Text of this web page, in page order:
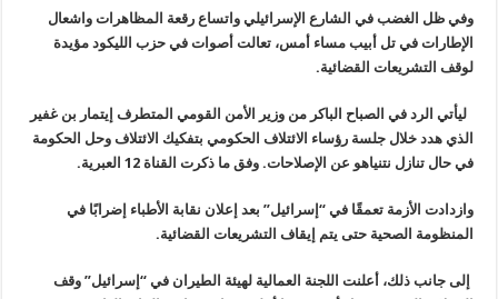
وفي ظل الغضب في الشارع الإسرائيلي واتساع رقعة المظاهرات واشعال
الإطارات في تل أبيب مساء أمس، تعالت أصوات في حزب الليكود مؤيدة
لوقف التشريعات القضائية.
ليأتي الرد في الصباح الباكر من وزير الأمن القومي المتطرف إيتمار بن غفير
الذي هدد خلال جلسة رؤساء الائتلاف الحكومي بتفكيك الائتلاف وحل الحكومة
في حال تنازل نتنياهو عن الإصلاحات. وفق ما ذكرت القناة 12 العبرية.
وازدادت الأزمة تعمقًا في “إسرائيل” بعد إعلان نقابة الأطباء إضرابًا في
المنظومة الصحية حتى يتم إيقاف التشريعات القضائية.
إلى جانب ذلك، أعلنت اللجنة العمالية لهيئة الطيران في “إسرائيل” وقف